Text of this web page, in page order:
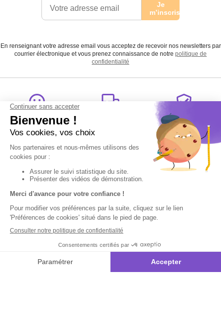
Je
m’inscris
En renseignant votre adresse email vous acceptez de recevoir nos newsletters par
courrier électronique et vous prenez connaissance de notre politique de
confidentialité
Satisfait
ou remboursé
Paiement
sécurisé
2 ans
à la carte
Suivi de
commande
Votre
commande
Nos services
Besoin d'aide
Abonnement à la
Désabonnement à
Par
Messenger
Service